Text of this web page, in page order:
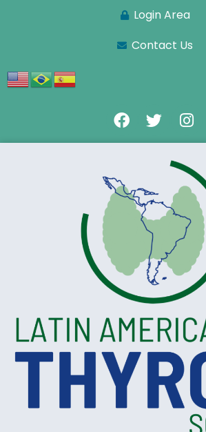
Login Area
Contact Us